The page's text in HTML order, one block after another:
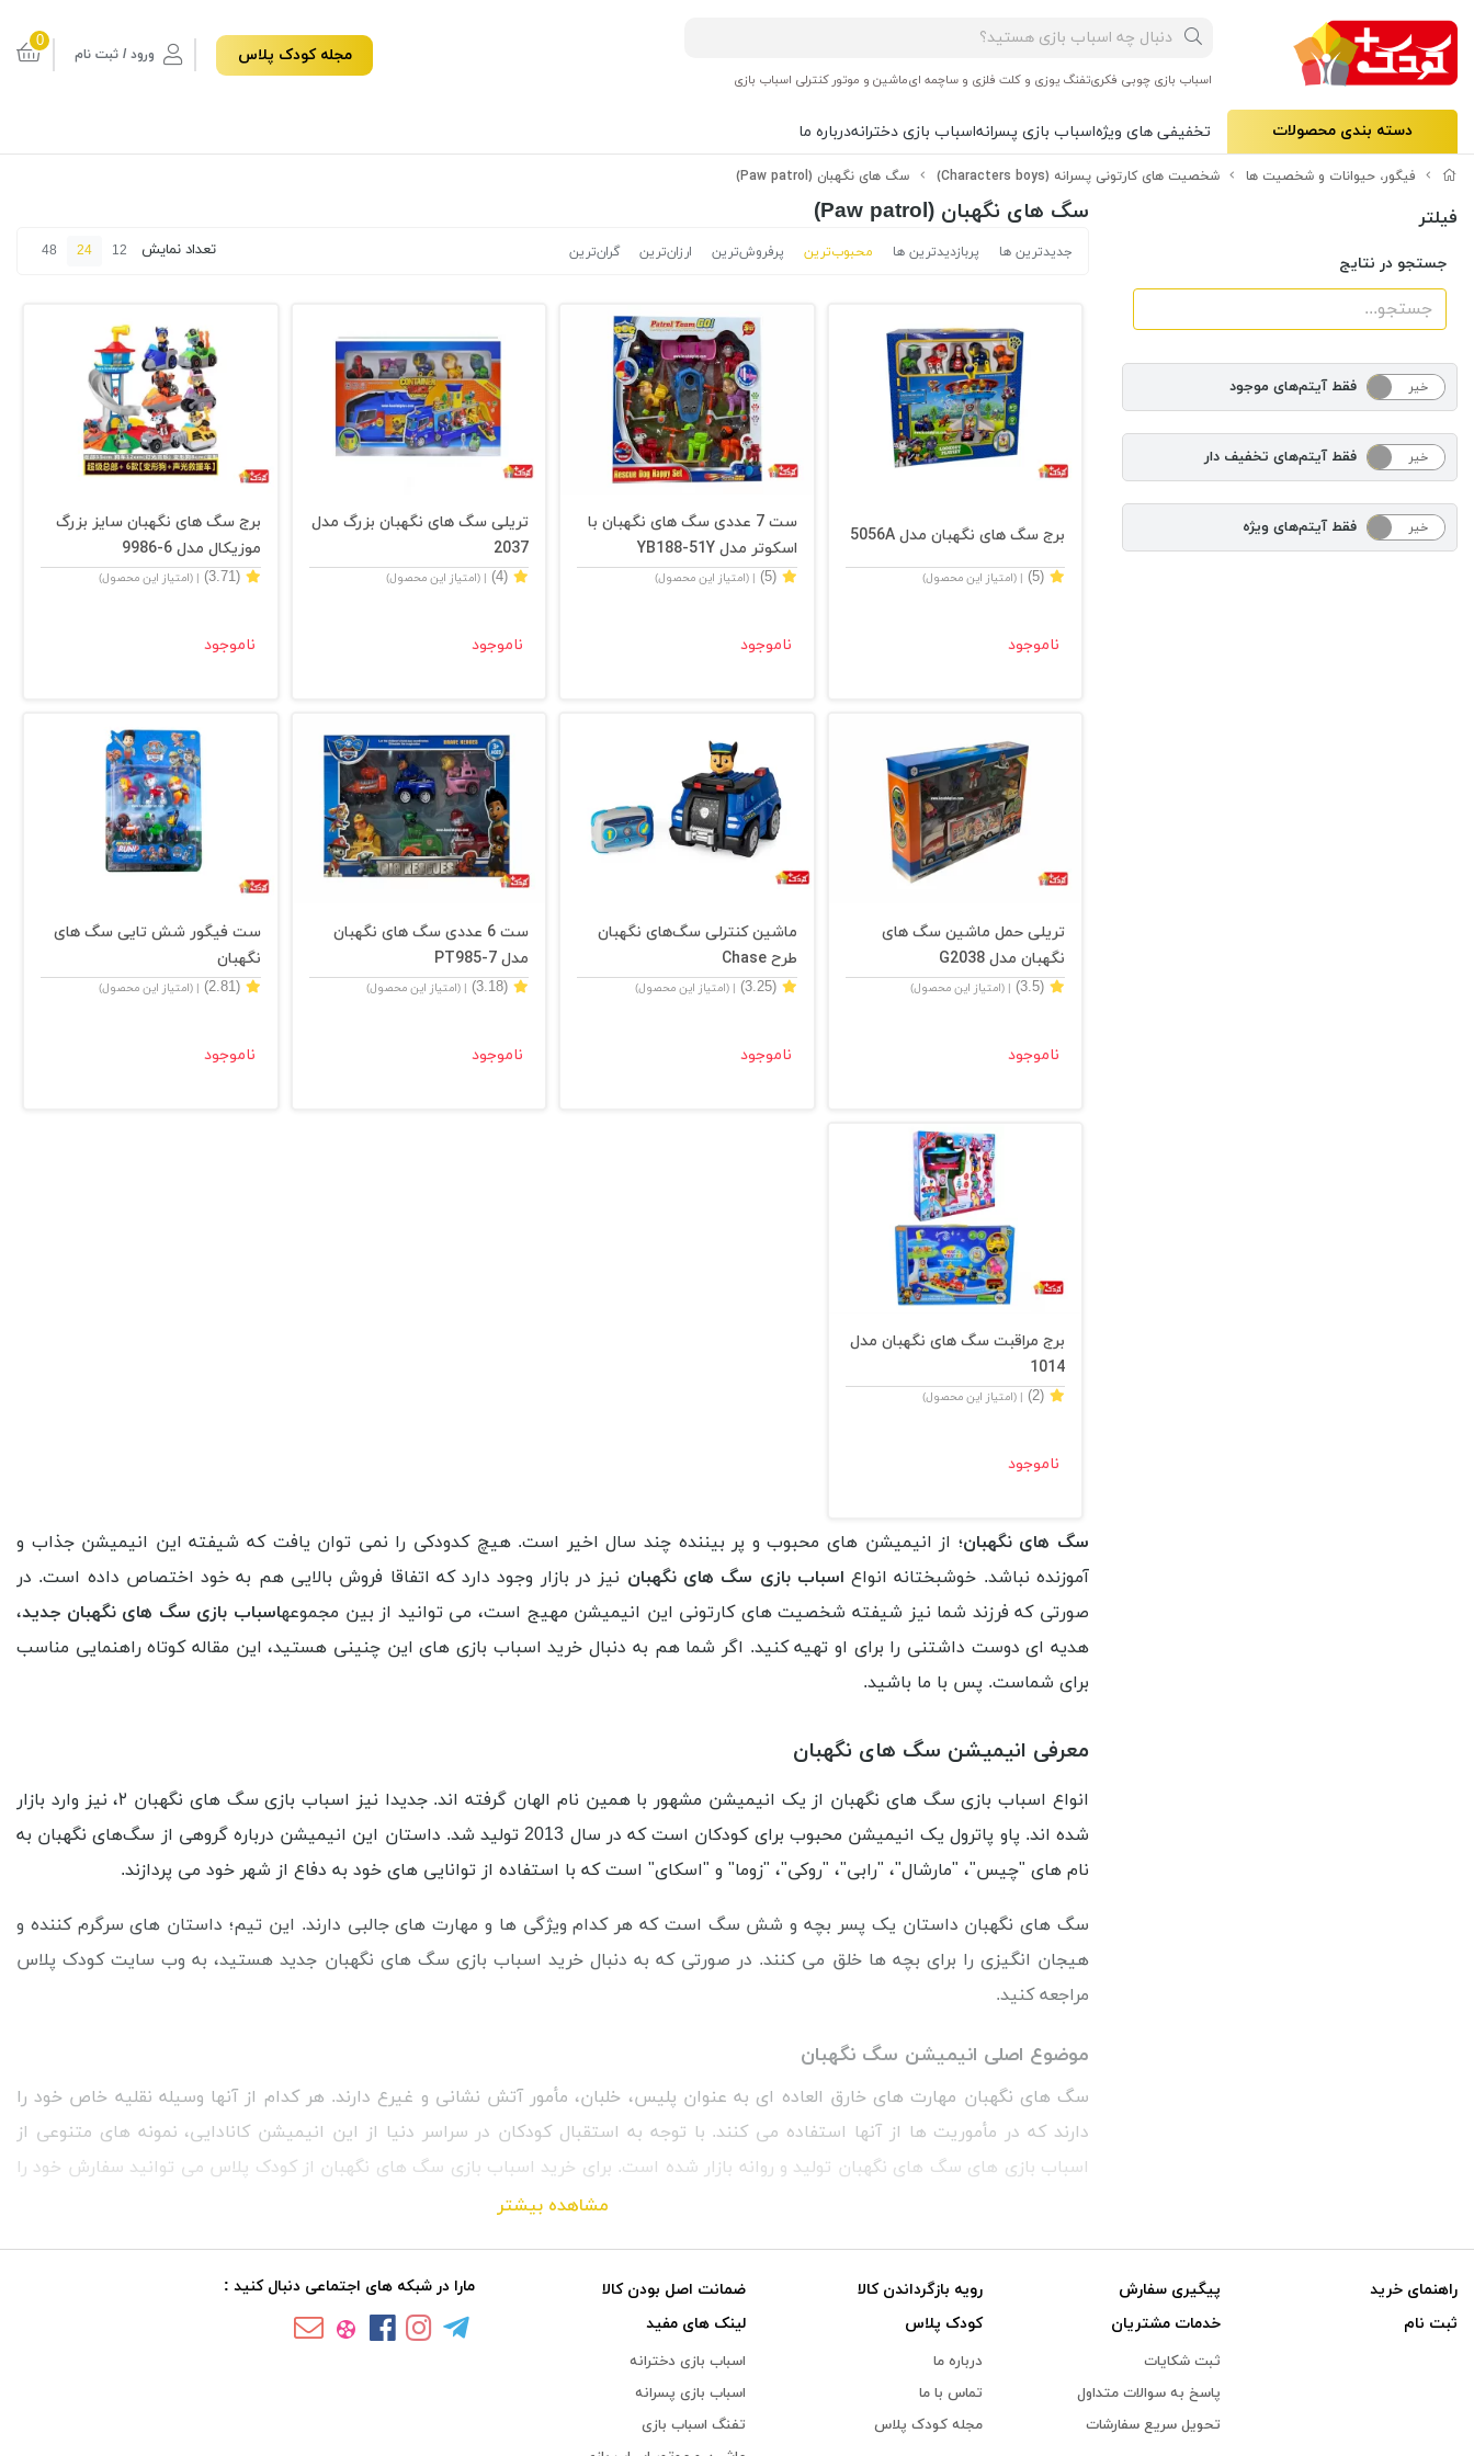
اسباب بازی چوبی فکریتفنگ یوزی و کلت فلزی و ساچمه ایماشین و موتور کنترلی اسباب بازی
مجله کودک پلاس ورود / ثبت نام
0
دسته بندی محصولات تخفیفی های ویژهاسباب بازی پسرانهاسباب بازی دخترانهدرباره ما
فیگور، حیوانات و شخصیت ها شخصیت های کارتونی پسرانه (Characters boys) سگ های نگهبان (Paw patrol)
فیلتر
جستجو در نتایج
بله خیر فقط آیتم‌های موجود
بله خیر فقط آیتم‌های تخفیف دار
بله خیر فقط آیتم‌های ویژه
سگ های نگهبان (Paw patrol)
جدیدترین ها پربازدیدترین ها محبوب‌‌ترین پرفروش‌ترین ارزان‌ترین گران‌ترین تعداد نمایش 12
24
48
برج سگ های نگهبان مدل 5056A
(5) | (امتیاز این محصول)
ناموجود
ست 7 عددی سگ های نگهبان با
اسکوتر مدل YB188-51Y
(5) | (امتیاز این محصول)
ناموجود
تریلی سگ های نگهبان بزرگ مدل
2037
(4) | (امتیاز این محصول)
ناموجود
برج سگ های نگهبان سایز بزرگ
موزیکال مدل 6-9986
(3.71) | (امتیاز این محصول)
ناموجود
تریلی حمل ماشین سگ های
نگهبان مدل G2038
(3.5) | (امتیاز این محصول)
ناموجود
ماشین کنترلی سگ‌های نگهبان
طرح Chase
(3.25) | (امتیاز این محصول)
ناموجود
ست 6 عددی سگ های نگهبان
مدل PT985-7
(3.18) | (امتیاز این محصول)
ناموجود
ست فیگور شش تایی سگ های
نگهبان
(2.81) | (امتیاز این محصول)
ناموجود
برج مراقبت سگ های نگهبان مدل
1014
(2) | (امتیاز این محصول)
ناموجود
سگ های نگهبان؛ از انیمیشن های محبوب و پر بیننده چند سال اخیر است. هیچ کدودکی را نمی توان یافت که شیفته این انیمیشن جذاب و
آموزنده نباشد. خوشبختانه انواع اسباب بازی سگ های نگهبان نیز در بازار وجود دارد که اتفاقا فروش بالایی هم به خود اختصاص داده است. در
صورتی که فرزند شما نیز شیفته شخصیت های کارتونی این انیمیشن مهیج است، می توانید از بین مجموعهاسباب بازی سگ های نگهبان جدید،
هدیه ای دوست داشتنی را برای او تهیه کنید. اگر شما هم به دنبال خرید اسباب بازی های این چنینی هستید، این مقاله کوتاه راهنمایی مناسب
برای شماست. پس با ما باشید.
معرفی انیمیشن سگ های نگهبان
انواع اسباب بازی سگ های نگهبان از یک انیمیشن مشهور با همین نام الهان گرفته اند. جدیدا نیز اسباب بازی سگ های نگهبان ۲، نیز وارد بازار
شده اند. پاو پاترول یک انیمیشن محبوب برای کودکان است که در سال 2013 تولید شد. داستان این انیمیشن درباره گروهی از سگ‌های نگهبان به
نام های "چیس"، "مارشال"، "رابی"، "روکی"، "زوما" و "اسکای" است که با استفاده از توانایی های خود به دفاع از شهر خود می‌ پردازند.
سگ های نگهبان داستان یک پسر بچه و شش سگ است که هر کدام ویژگی ها و مهارت های جالبی دارند. این تیم؛ داستان های سرگرم کننده و
هیجان انگیزی را برای بچه ها خلق می کنند. در صورتی که به دنبال خرید اسباب بازی سگ های نگهبان جدید هستید، به وب سایت کودک پلاس
مراجعه کنید.
موضوع اصلی انیمیشن سگ نگهبان
سگ های نگهبان مهارت های خارق العاده ای به عنوان پلیس، خلبان، مأمور آتش نشانی و غیرع دارند. هر کدام از آنها وسیله نقلیه خاص خود را
دارند که در مأموریت ها از آنها استفاده می کنند. با توجه به استقبال کودکان در سراسر دنیا از این انیمیشن کانادایی، نمونه های متنوعی از
اسباب بازی های سگ های نگهبان تولید و روانه بازار شده است. برای خرید اسباب بازی سگ های نگهبان از کودک پلاس می توانید سفارش خود را
مشاهده بیشتر
راهنمای خرید پیگیری سفارش رویه بازگرداندن کالا
ضمانت اصل بودن کالا
ثبت نام
خدمات مشتریان
ثبت شکایات
پاسخ به سوالات متداول
تحویل سریع سفارشات
کودک پلاس
درباره ما
تماس با ما
مجله کودک پلاس
لینک های مفید
اسباب بازی دخترانه
اسباب بازی پسرانه
تفنگ اسباب بازی
مارا در شبکه های اجتماعی دنبال کنید :